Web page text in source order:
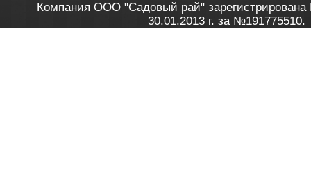
Компания ООО "Садовый рай" зарегистрирована
30.01.2013 г. за №191775510.